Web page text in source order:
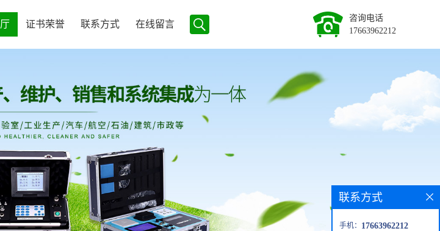
证书荣誉 联系方式 在线留言
咨询电话
17663962212
联系方式
手机： 17663962212